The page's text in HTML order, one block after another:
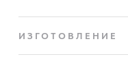
ИЗГОТОВЛЕНИЕ